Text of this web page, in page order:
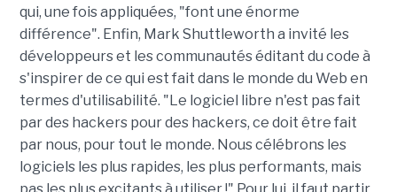
qui, une fois appliquées, "font une énorme
différence". Enfin, Mark Shuttleworth a invité les
développeurs et les communautés éditant du code à
s'inspirer de ce qui est fait dans le monde du Web en
termes d'utilisabilité. "Le logiciel libre n'est pas fait
par des hackers pour des hackers, ce doit être fait
par nous, pour tout le monde. Nous célébrons les
logiciels les plus rapides, les plus performants, mais